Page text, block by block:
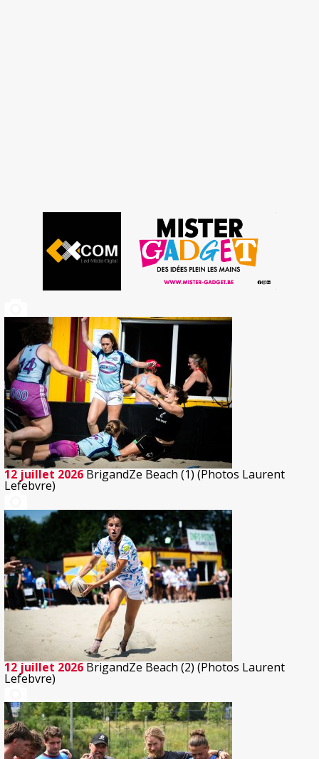
12 juillet 2026 BrigandZe Beach (1) (Photos Laurent
Lefebvre)
12 juillet 2026 BrigandZe Beach (2) (Photos Laurent
Lefebvre)